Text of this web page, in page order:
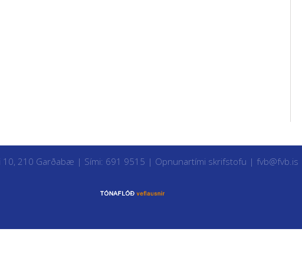
10, 210 Garðabæ | Sími: 691 9515 | Opnunartími skrifstofu | fvb@fvb.is